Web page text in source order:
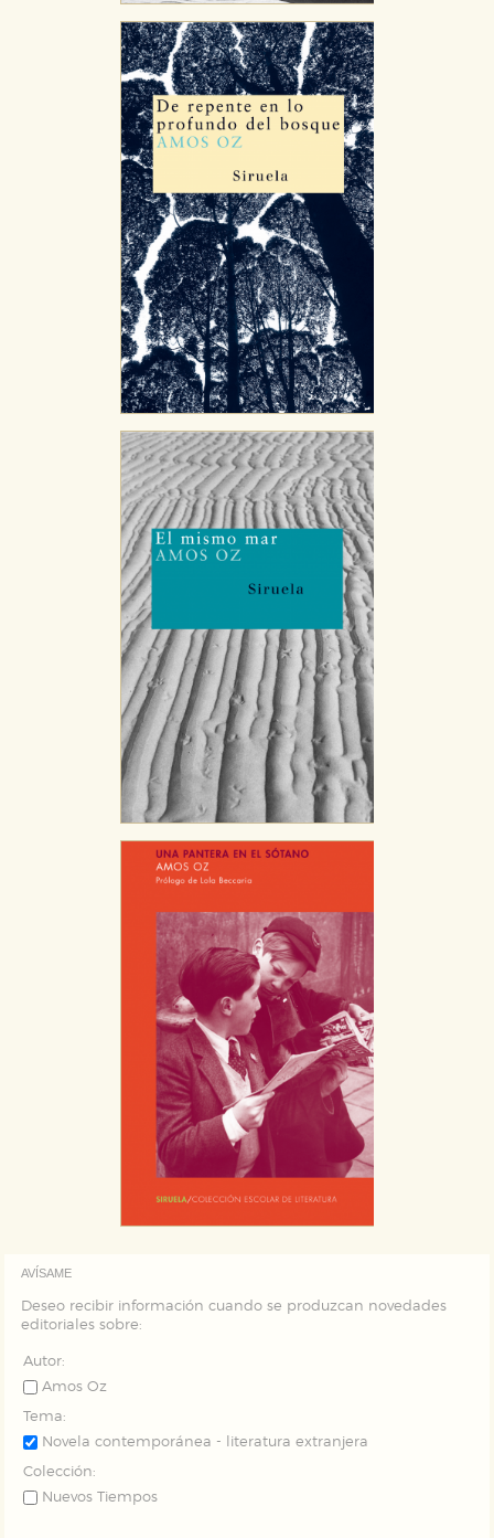
AVÍSAME
Deseo recibir información cuando se produzcan novedades
editoriales sobre:
Autor:
Amos Oz
Tema:
Novela contemporánea - literatura extranjera
Colección:
Nuevos Tiempos